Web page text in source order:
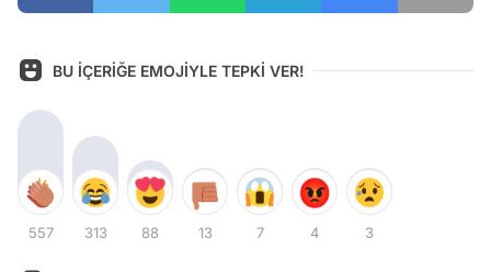
BU İÇERİĞE EMOJİYLE TEPKİ VER!
557 313 88 13 7 4 3